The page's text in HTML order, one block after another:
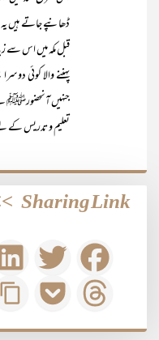
ڈھانپے جاتے ہیں
قبل مکہ میں اس سے
پہننے والا کوئی
جنہیں آنحضورﷺ
تعلیم و تدریس کے
Sharing Link